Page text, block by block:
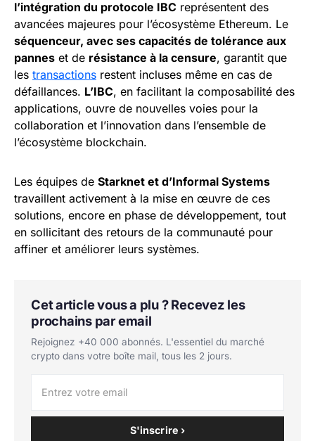
l’intégration du protocole IBC représentent des
avancées majeures pour l’écosystème Ethereum. Le
séquenceur, avec ses capacités de tolérance aux
pannes et de résistance à la censure, garantit que
les transactions restent incluses même en cas de
défaillances. L’IBC, en facilitant la composabilité des
applications, ouvre de nouvelles voies pour la
collaboration et l’innovation dans l’ensemble de
l’écosystème blockchain.
Les équipes de Starknet et d’Informal Systems
travaillent activement à la mise en œuvre de ces
solutions, encore en phase de développement, tout
en sollicitant des retours de la communauté pour
affiner et améliorer leurs systèmes.
Cet article vous a plu ? Recevez les
prochains par email
Rejoignez +40 000 abonnés. L'essentiel du marché
crypto dans votre boîte mail, tous les 2 jours.
S'inscrire ›